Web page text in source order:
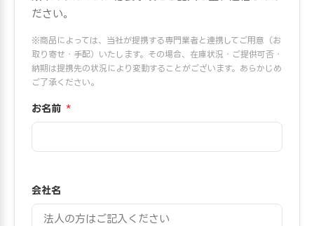
ださい。
※商品によっては、当社が提携する専門業者と連携してご用意（お
取り寄せ・手配）いたします。その場合、在庫状況・ご提供可否・
納期は提携先の状況により変動することがございます。あらかじめ
ご了承ください。
お名前 *
会社名